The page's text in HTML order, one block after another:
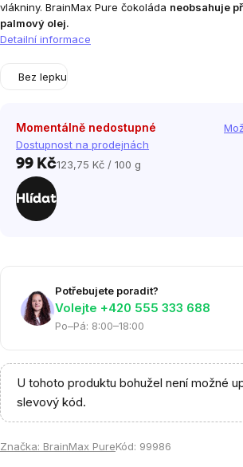
vlákniny. BrainMax Pure čokoláda neobsahuje
palmový olej.
Detailní informace
Bez lepku
Momentálně nedostupné
Dostupnost na prodejnách
99 KčMěrná
123,75 Kč / 100 g
Hlídat
Potřebujete poradit?
Volejte ‭+420 555 333 688
Po–Pá: 8:00–18:00
U tohoto produktu bohužel není možné
slevový kód.
Značka: BrainMax PureKód: 99986